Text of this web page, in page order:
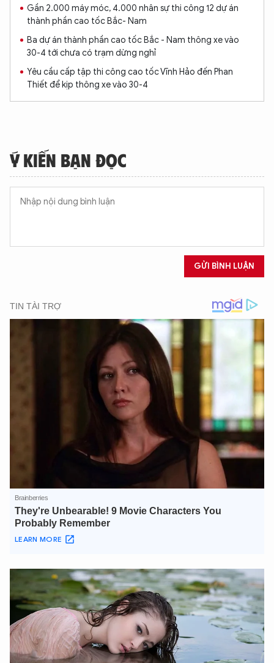
Gần 2.000 máy móc, 4.000 nhân sự thi công 12 dự án
thành phần cao tốc Bắc- Nam
Ba dự án thành phần cao tốc Bắc - Nam thông xe vào
30-4 tới chưa có trạm dừng nghỉ
Yêu cầu cấp tập thi công cao tốc Vĩnh Hảo đến Phan
Thiết để kịp thông xe vào 30-4
Ý KIẾN BẠN ĐỌC
GỬI BÌNH LUẬN
XIN CHÀO,
TÔI LÀ CHATBOT CỦA
Hãy hỏi tôi bất kỳ điều gì bạn cần biết về
An Ninh Thủ Đô nhé. Tôi sẵn sàng hỗ trợ!